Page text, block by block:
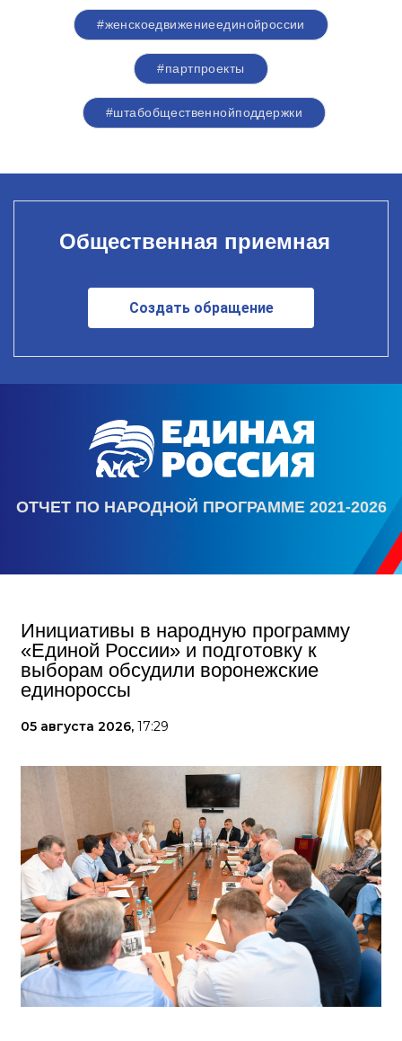
#женскоедвижениеединойроссии
#партпроекты
#штабобщественнойподдержки
Общественная приемная
Создать обращение
ОТЧЕТ ПО НАРОДНОЙ ПРОГРАММЕ 2021-2026
Инициативы в народную программу
«Единой России» и подготовку к
выборам обсудили воронежские
единороссы
05 августа 2026, 17:29